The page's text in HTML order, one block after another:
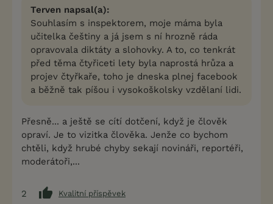
Terven napsal(a):
Souhlasím s inspektorem, moje máma byla
učitelka češtiny a já jsem s ní hrozně ráda
opravovala diktáty a slohovky. A to, co tenkrát
před těma čtyřiceti lety byla naprostá hrůza a
projev čtyřkaře, toho je dneska plnej facebook
a běžně tak píšou i vysokoškolsky vzdělaní lidi.
Přesně... a ještě se cítí dotčení, když je člověk
opraví. Je to vizitka člověka. Jenže co bychom
chtěli, když hrubé chyby sekají novináři, reportéři,
moderátoři,...
2
Kvalitní příspěvek